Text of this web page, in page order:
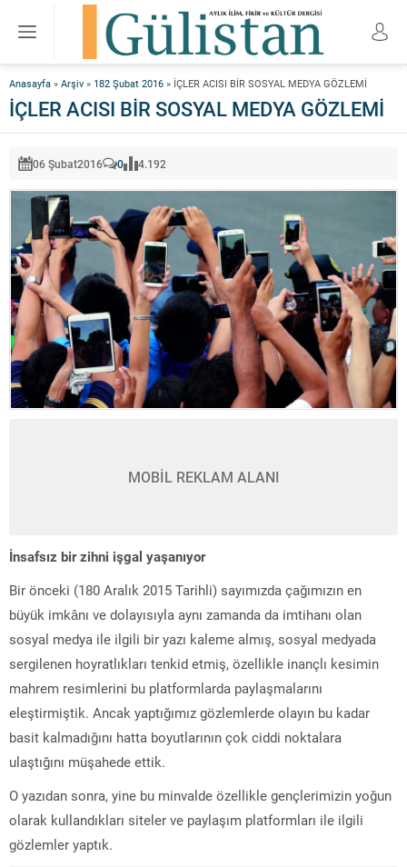
Anasayfa » Arşiv » 182 Şubat 2016 » İÇLER ACISI BİR SOSYAL MEDYA GÖZLEMİ
İÇLER ACISI BİR SOSYAL MEDYA GÖZLEMİ
06 Şubat2016 0 4.192
MOBİL REKLAM ALANI
İnsafsız bir zihni işgal yaşanıyor
Bir önceki (180 Aralık 2015 Tarihli) sayımızda çağımızın en
büyük imkânı ve dolayısıyla aynı zamanda da imtihanı olan
sosyal medya ile ilgili bir yazı kaleme almış, sosyal medyada
sergilenen hoyratlıkları tenkid etmiş, özellikle inançlı kesimin
mahrem resimlerini bu platformlarda paylaşmalarını
eleştirmiştik. Ancak yaptığımız gözlemlerde olayın bu kadar
basit kalmadığını hatta boyutlarının çok ciddi noktalara
ulaştığını müşahede ettik.
O yazıdan sonra, yine bu minvalde özellikle gençlerimizin yoğun
olarak kullandıkları siteler ve paylaşım platformları ile ilgili
gözlemler yaptık.